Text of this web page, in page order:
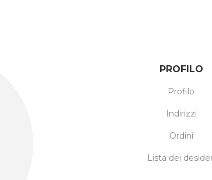
PROFILO
Profilo
Indirizzi
Ordini
Lista dei